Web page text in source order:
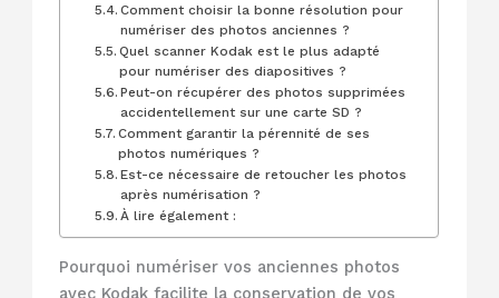
Comment choisir la bonne résolution pour
numériser des photos anciennes ?
Quel scanner Kodak est le plus adapté
pour numériser des diapositives ?
Peut-on récupérer des photos supprimées
accidentellement sur une carte SD ?
Comment garantir la pérennité de ses
photos numériques ?
Est-ce nécessaire de retoucher les photos
après numérisation ?
À lire également :
Pourquoi numériser vos anciennes photos